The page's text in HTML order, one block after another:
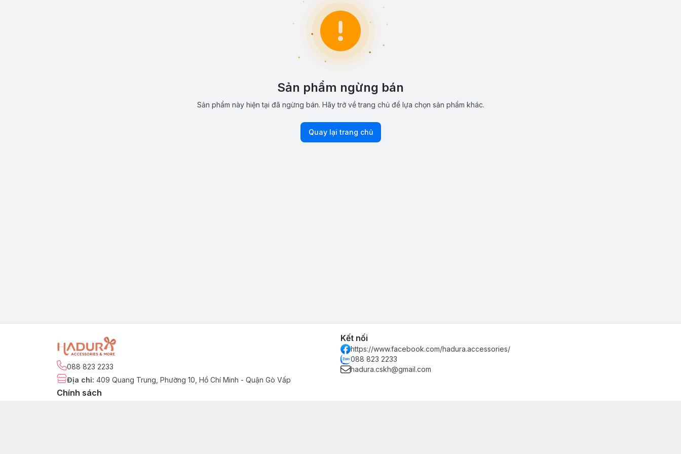
Sản phẩm ngừng bán
Sản phẩm này hiện tại đã ngừng bán. Hãy trở về trang chủ để lựa chọn sản phẩm khác.
Quay lại trang chủ
088 823 2233
Địa chỉ: 409 Quang Trung, Phường 10, Hồ Chí Minh - Quận Gò Vấp
Kết nối
https://www.facebook.com/hadura.accessories/
088 823 2233
hadura.cskh@gmail.com
Chính sách